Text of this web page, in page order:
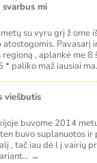
mi
su vyru grį ž ome
Pavasarį
, aplankė me 8
* paliko maž iausiai ma
viešbutis
buvome 2014
buvo suplanuotos
, tač iau dė l į vairių
... →